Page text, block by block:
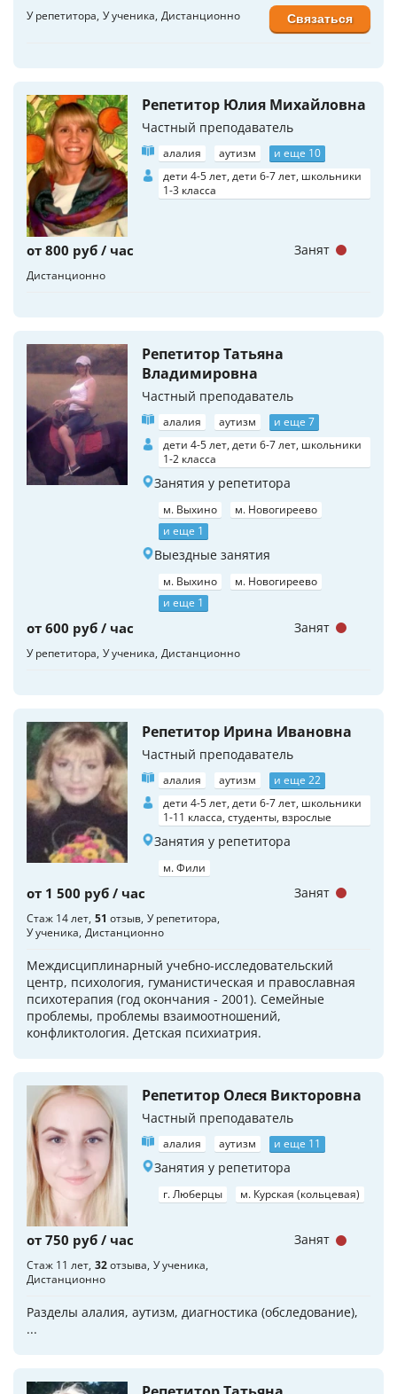
У репетитора У ученика Дистанционно Связаться
Репетитор Юлия Михайловна
Частный преподаватель
алалия аутизм
и еще 10
дети 4-5 лет, дети 6-7 лет, школьники
1-3 класса
от 800 руб / час
Дистанционно
Занят
Репетитор Татьяна
Владимировна
Частный преподаватель
алалия аутизм
и еще 7
дети 4-5 лет, дети 6-7 лет, школьники
1-2 класса
Занятия у репетитора
м. Выхино
м. Новогиреево
и еще 1
Выездные занятия
м. Выхино
м. Новогиреево
и еще 1
от 600 руб / час
У репетитора У ученика Дистанционно
Занят
Репетитор Ирина Ивановна
Частный преподаватель
алалия аутизм
и еще 22
дети 4-5 лет, дети 6-7 лет, школьники
1-11 класса, студенты, взрослые
Занятия у репетитора
м. Фили
от 1 500 руб / час
Стаж 14 лет 51 отзыв У репетитора
У ученика Дистанционно
Междисциплинарный учебно-исследовательский
центр, психология, гуманистическая и православная
психотерапия (год окончания - 2001). Семейные
проблемы, проблемы взаимоотношений,
конфликтология. Детская психиатрия.
Занят
Репетитор Олеся Викторовна
Частный преподаватель
алалия аутизм и еще 11
Занятия у репетитора
г. Люберцы м. Курская (кольцевая)
от 750 руб / час
Стаж 11 лет 32отзыва У ученика
Дистанционно
Разделы алалия, аутизм, диагностика (обследование),
...
Занят